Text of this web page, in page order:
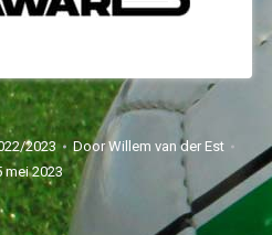
2023 DoorWillem van der Est
mei 2023